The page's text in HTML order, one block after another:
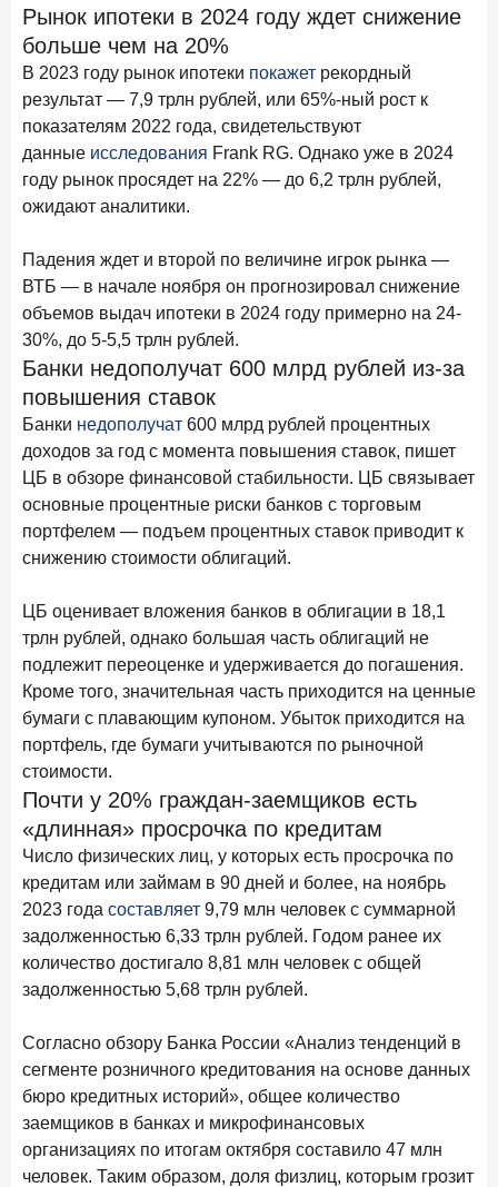
Клиенты чаще всего узнают о сберегательных
продуктах из рекламы в интернете и на ТВ
9 июля 2026 года
С ростом благосостояния клиентов-сберегателей
увеличивается и склонность к диверсификации
7 июля 2026 года
По итогам июня 2026 года объем выдач кредитов
составил 1 166,4 млрд руб.
«Скорость измеряется секундами». Новые стандарты
банковского контакт-центра
25 июня 2026 года
Ипотека в России: итоги мая 2026 года в цифрах
22 июня 2026 года
«Честность — индустриальный стандарт»: как банки
завоевывают лояльность private-клиентов
Рассылка Frank RG
Итоги недели, наша трактовка основных событий
ПОДПИСАТЬСЯ
Я согласен с условиями
8 июня 2026 года ИССЛЕДОВАНИЕ
По итогам мая 2026 года объем выдач кредитов
составил 993,8 млрд руб.
4 июня 2026 года ИССЛЕДОВАНИЕ
Синергия интеллектов: будущее контакт-центров в
партнерстве человека и технологий
1 июня 2026 года
понимать контекст
28 мая 2026 года ИССЛЕДОВАНИЕ
Доверие становится главным фактором на рынке
Private banking
25 мая 2026 года
Рынок ипотеки в 2024 году ждет снижение
больше чем на 20%
В 2023 году рынок ипотеки покажет рекордный
результат — 7,9 трлн рублей, или 65%-ный рост к
показателям 2022 года, свидетельствуют
данные исследования Frank RG. Однако уже в 2024
году рынок просядет на 22% — до 6,2 трлн рублей,
ожидают аналитики.
Падения ждет и второй по величине игрок рынка —
ВТБ — в начале ноября он прогнозировал снижение
объемов выдач ипотеки в 2024 году примерно на 24-
30%, до 5-5,5 трлн рублей.
Банки недополучат 600 млрд рублей из-за
повышения ставок
Банки недополучат 600 млрд рублей процентных
доходов за год с момента повышения ставок, пишет
ЦБ в обзоре финансовой стабильности. ЦБ связывает
основные процентные риски банков с торговым
портфелем — подъем процентных ставок приводит к
снижению стоимости облигаций.
ЦБ оценивает вложения банков в облигации в 18,1
трлн рублей, однако большая часть облигаций не
подлежит переоценке и удерживается до погашения.
Кроме того, значительная часть приходится на ценные
бумаги с плавающим купоном. Убыток приходится на
портфель, где бумаги учитываются по рыночной
стоимости.
Почти у 20% граждан-заемщиков есть
«длинная» просрочка по кредитам
Число физических лиц, у которых есть просрочка по
кредитам или займам в 90 дней и более, на ноябрь
2023 года составляет 9,79 млн человек с суммарной
задолженностью 6,33 трлн рублей. Годом ранее их
количество достигало 8,81 млн человек с общей
задолженностью 5,68 трлн рублей.
Согласно обзору Банка России «Анализ тенденций в
сегменте розничного кредитования на основе данных
бюро кредитных историй», общее количество
заемщиков в банках и микрофинансовых
организациях по итогам октября составило 47 млн
человек. Таким образом, доля физлиц, которым грозит